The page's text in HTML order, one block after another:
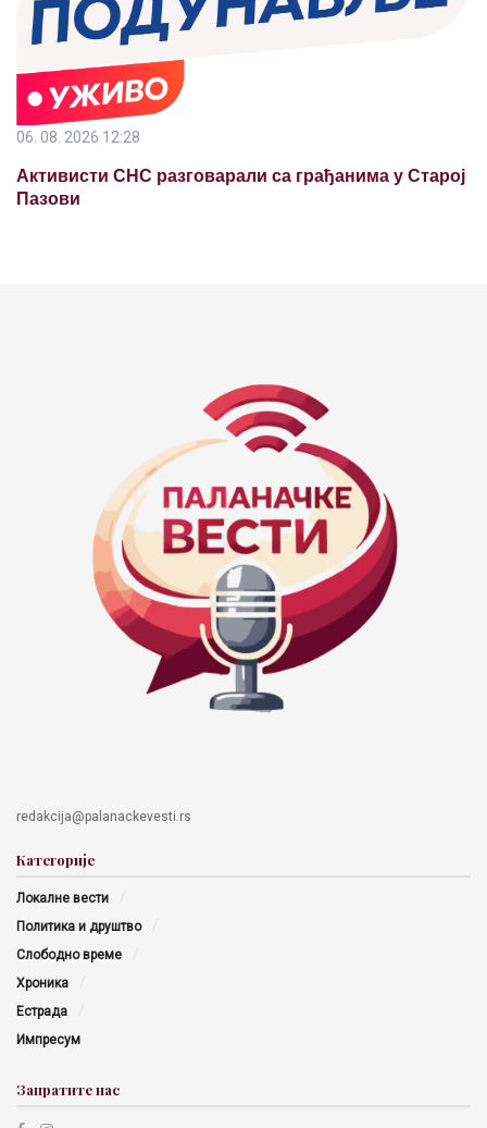
06. 08. 2026 12:28
Активисти СНС разговарали са грађанима у Старој
Пазови
redakcija@palanackevesti.rs
Категорије
Локалне вести
Политика и друштво
Слободно време
Хроника
Естрада
Импресум
Запратите нас